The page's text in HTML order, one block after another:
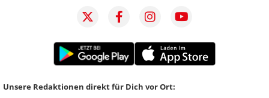
Unsere Redaktionen direkt für Dich vor Ort: